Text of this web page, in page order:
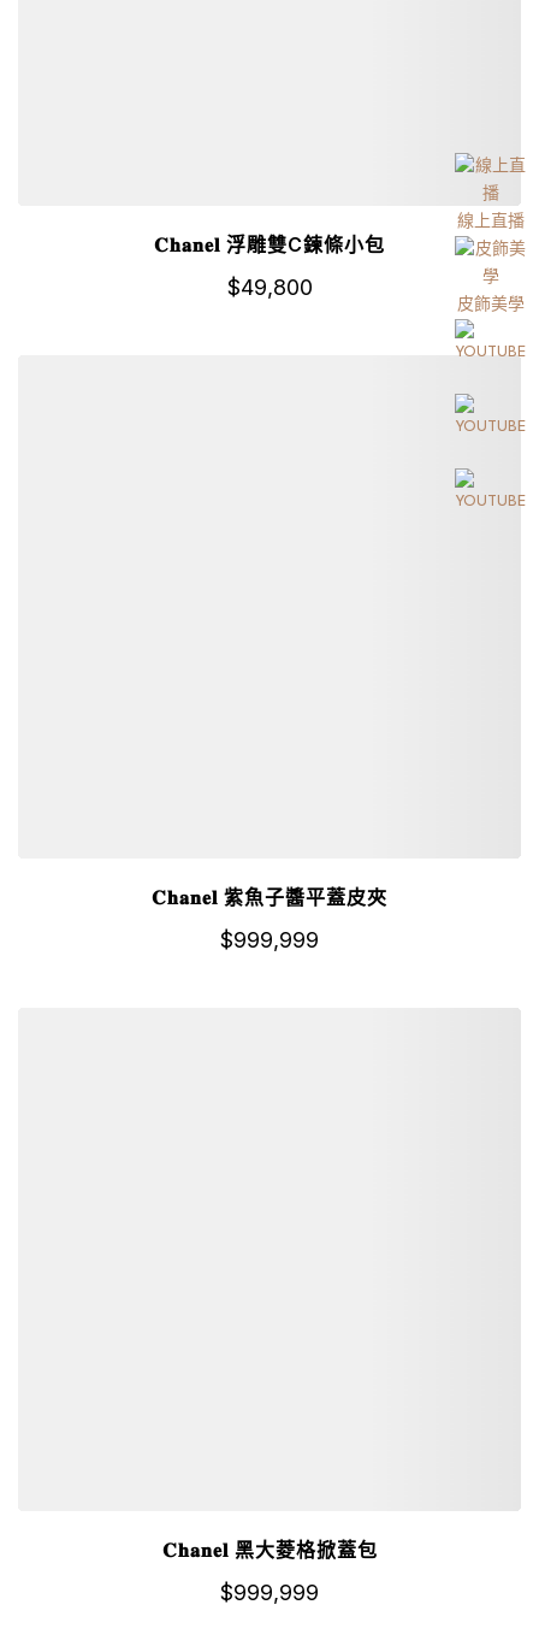
𝐂𝐡𝐚𝐧𝐞𝐥 浮雕雙C鍊條小包
$49,800
𝐂𝐡𝐚𝐧𝐞𝐥 紫魚子醬平蓋皮夾
$999,999
𝐂𝐡𝐚𝐧𝐞𝐥 黑大菱格掀蓋包
$999,999
線上直播
皮飾美學